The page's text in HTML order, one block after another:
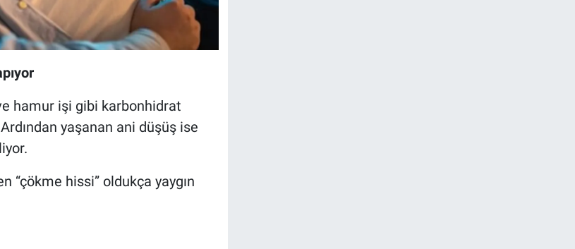
hamur işi gibi karbonhidrat
yaşanan ani düşüş ise
“çökme hissi” oldukça yaygın